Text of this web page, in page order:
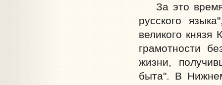
За это время
русского
великого
грамотности
жизни,
быта". В